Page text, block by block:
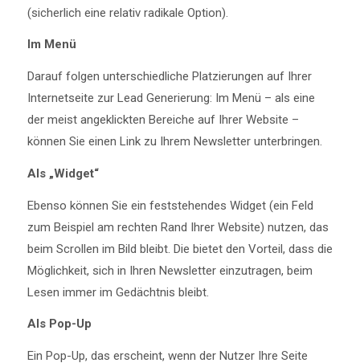
(sicherlich eine relativ radikale Option).
Im Menü
Darauf folgen unterschiedliche Platzierungen auf Ihrer
Internetseite zur Lead Generierung: Im Menü – als eine
der meist angeklickten Bereiche auf Ihrer Website –
können Sie einen Link zu Ihrem Newsletter unterbringen.
Als „Widget“
Ebenso können Sie ein feststehendes Widget (ein Feld
zum Beispiel am rechten Rand Ihrer Website) nutzen, das
beim Scrollen im Bild bleibt. Die bietet den Vorteil, dass die
Möglichkeit, sich in Ihren Newsletter einzutragen, beim
Lesen immer im Gedächtnis bleibt.
Als Pop-Up
Ein Pop-Up, das erscheint, wenn der Nutzer Ihre Seite